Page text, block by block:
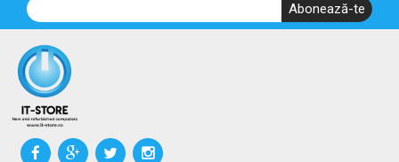
Abonează-te